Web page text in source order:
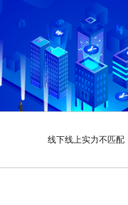
线下线上实力不匹配